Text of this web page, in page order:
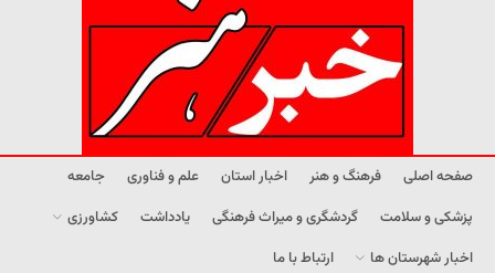
صفحه اصلی فرهنگ و هنر اخبار استان علم و فناوری
جامعه
پزشکی و سلامت
گردشگری و میراث فرهنگی یادداشت
کشاورزی
اخبار شهرستان ها
ارتباط با ما